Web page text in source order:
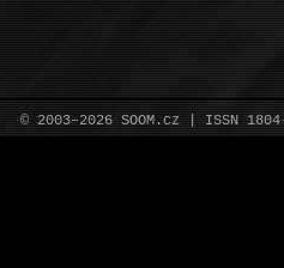
© 2003–2026 SOOM.cz | ISSN